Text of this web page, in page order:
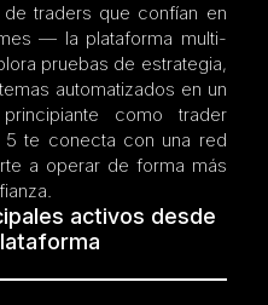
traders que confían en
— la plataforma multi-
pruebas de estrategia,
automatizados en un
como trader
5 te conecta con una red
a operar de forma más
activos desde